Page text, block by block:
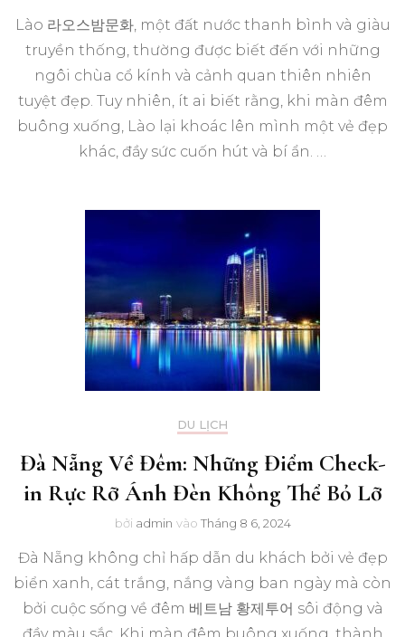
Lào 라오스밤문화, một đất nước thanh bình và giàu
truyền thống, thường được biết đến với những
ngôi chùa cổ kính và cảnh quan thiên nhiên
tuyệt đẹp. Tuy nhiên, ít ai biết rằng, khi màn đêm
buông xuống, Lào lại khoác lên mình một vẻ đẹp
khác, đầy sức cuốn hút và bí ẩn. …
DU LỊCH
Đà Nẵng Về Đêm: Những Điểm Check-
in Rực Rỡ Ánh Đèn Không Thể Bỏ Lỡ
bởi admin vào Tháng 8 6, 2024
Đà Nẵng không chỉ hấp dẫn du khách bởi vẻ đẹp
biển xanh, cát trắng, nắng vàng ban ngày mà còn
bởi cuộc sống về đêm 베트남 황제투어 sôi động và